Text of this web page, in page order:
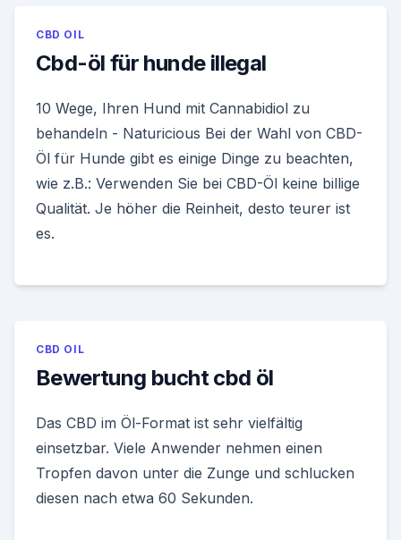
CBD OIL
Cbd-öl für hunde illegal
10 Wege, Ihren Hund mit Cannabidiol zu
behandeln - Naturicious Bei der Wahl von CBD-
Öl für Hunde gibt es einige Dinge zu beachten,
wie z.B.: Verwenden Sie bei CBD-Öl keine billige
Qualität. Je höher die Reinheit, desto teurer ist
es.
CBD OIL
Bewertung bucht cbd öl
Das CBD im Öl-Format ist sehr vielfältig
einsetzbar. Viele Anwender nehmen einen
Tropfen davon unter die Zunge und schlucken
diesen nach etwa 60 Sekunden.